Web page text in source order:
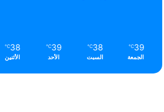
39
℃
الجمعة
38
℃
السبت
39
℃
الأحد
38
℃
الأثنين